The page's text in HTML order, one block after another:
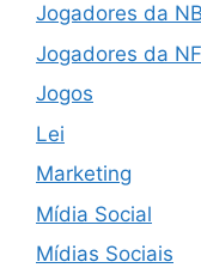
Jogadores da
Jogadores da
Jogos
Lei
Marketing
Mídia Social
Mídias Sociais